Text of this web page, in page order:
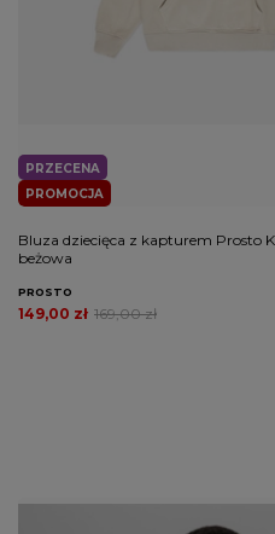
PROMOCJA
PRZECENA
Bluza dziecięca z kapturem Prosto
beżowa
PROSTO
169,00 zł
149,00 zł